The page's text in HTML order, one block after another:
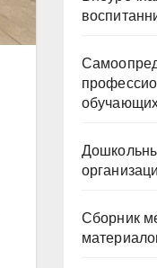
Сборник